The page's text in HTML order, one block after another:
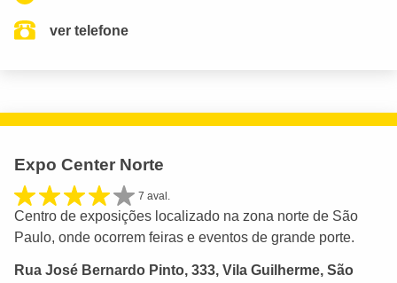
ver telefone
Expo Center Norte
7 aval.
Centro de exposições localizado na zona norte de São
Paulo, onde ocorrem feiras e eventos de grande porte.
Rua José Bernardo Pinto, 333, Vila Guilherme, São